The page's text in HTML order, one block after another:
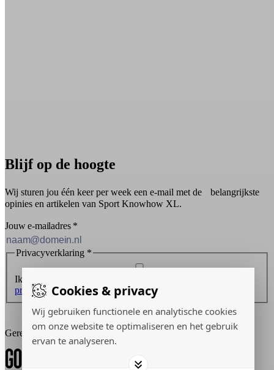
Cookies & privacy
Wij gebruiken functionele en analytische cookies
om onze website te optimaliseren en het gebruik
ervan te analyseren.
Blijf op de hoogte
Wij sturen jou één keer per week een e-mail met de belangrijkste
opinies en artikelen van Sport Knowhow XL.
Jouw e-mailadres *
Privacyverklaring *
Ik ontvang graag de nieuwsbrief en ga akkoord met de
privacyverklaring.
Inschrijven
Gerealiseerd door: